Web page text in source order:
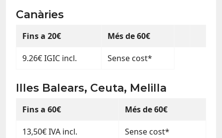
Canàries
Fins a 20€ Més de 60€
9.26€ IGIC incl. Sense cost*
Illes Balears, Ceuta, Melilla
Fins a 60€ Més de 60€
13,50€ IVA incl. Sense cost*